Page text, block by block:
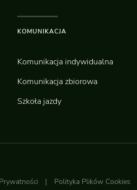
KOMUNIKACJA
Komunikacja indywidualna
Komunikacja zbiorowa
Szkoła jazdy
| Polityka Plików Cookies